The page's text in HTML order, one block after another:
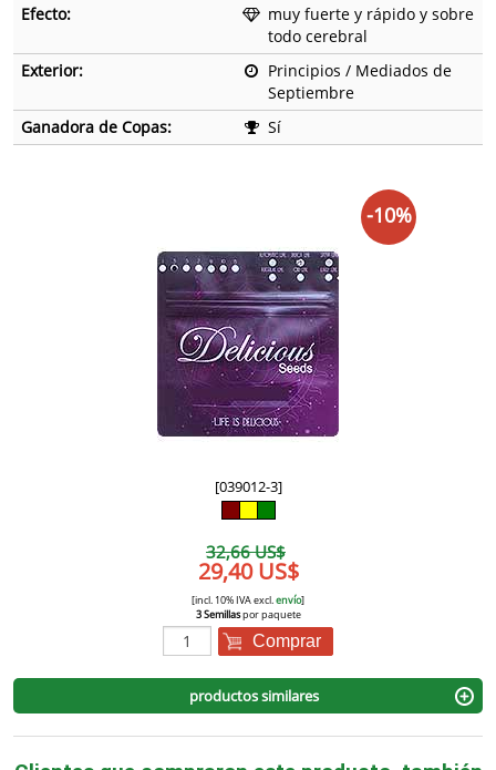
Efecto:
muy fuerte y rápido y sobre
todo cerebral
Exterior:
Principios / Mediados de
Septiembre
Ganadora de Copas:
Sí
[039012-3]
32,66 US$
29,40 US$
[incl. 10% IVA excl.envío]
3 Semillaspor paquete
Comprar
-10%
productos similares